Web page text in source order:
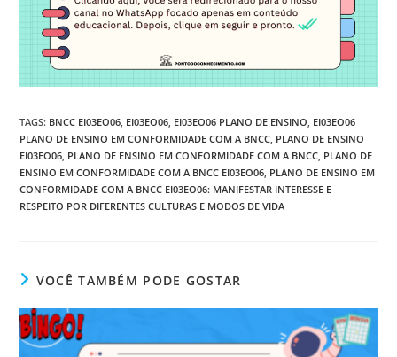
TAGS: BNCC EI03EO06, EI03EO06, EI03EO06 PLANO DE ENSINO, EI03EO06
PLANO DE ENSINO EM CONFORMIDADE COM A BNCC, PLANO DE ENSINO
EI03EO06, PLANO DE ENSINO EM CONFORMIDADE COM A BNCC, PLANO DE
ENSINO EM CONFORMIDADE COM A BNCC EI03EO06, PLANO DE ENSINO EM
CONFORMIDADE COM A BNCC EI03EO06: MANIFESTAR INTERESSE E
RESPEITO POR DIFERENTES CULTURAS E MODOS DE VIDA
VOCÊ TAMBÉM PODE GOSTAR